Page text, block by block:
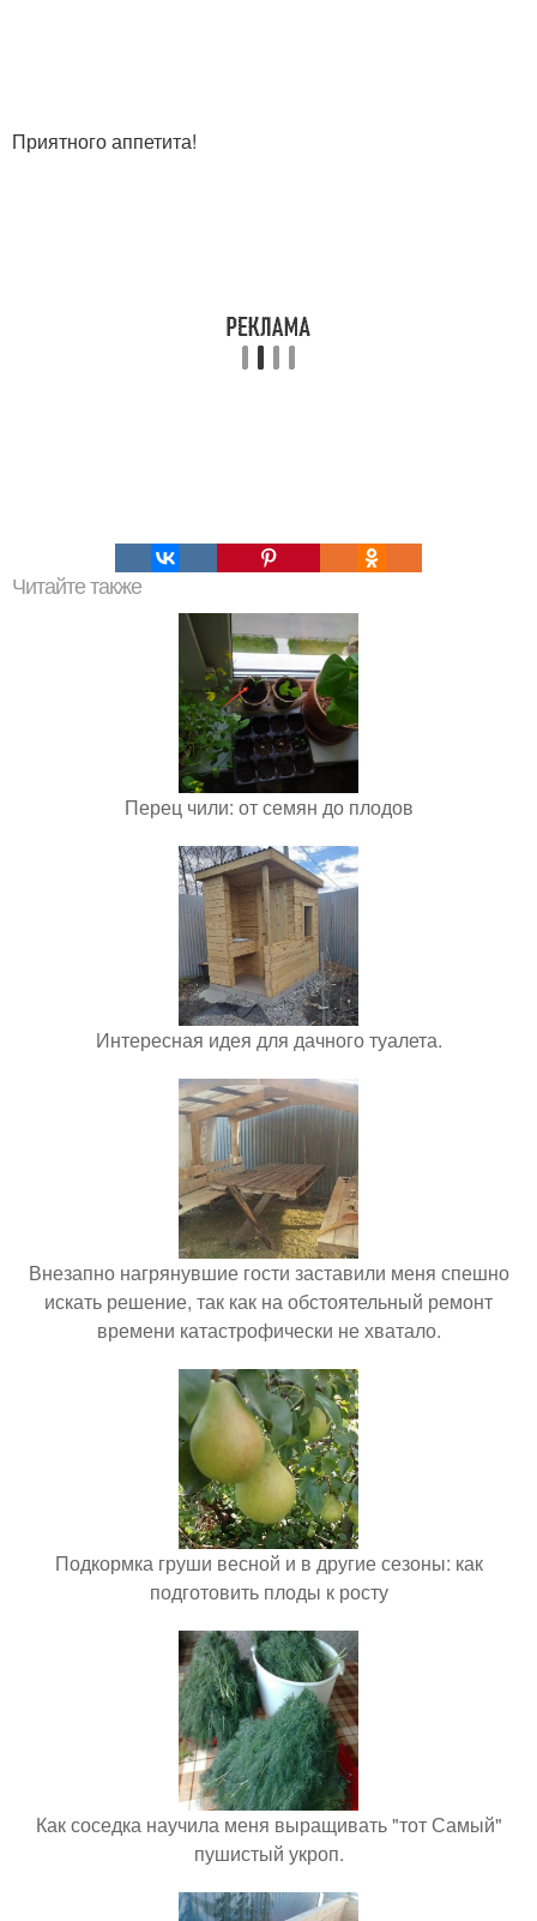
Приятного аппетита!
Читайте также
Перец чили: от семян до плодов
Интересная идея для дачного туалета.
Внезапно нагрянувшие гости заставили меня спешно
искать решение, так как на обстоятельный ремонт
времени катастрофически не хватало.
Подкормка груши весной и в другие сезоны: как
подготовить плоды к росту
Как соседка научила меня выращивать "тот Самый"
пушистый укроп.